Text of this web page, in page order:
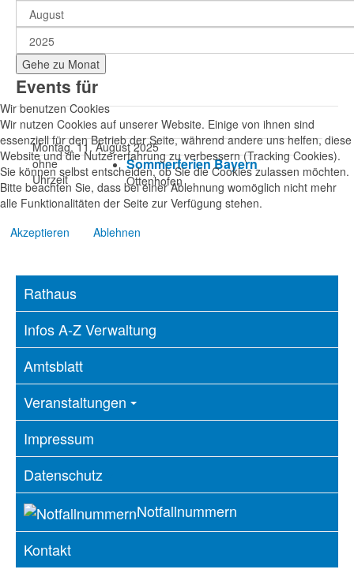
Gehe zu Monat
Events für
Montag, 11. August 2025
ohne
Uhrzeit
Sommerferien Bayern
Ottenhofen
Rathaus
Infos A-Z Verwaltung
Amtsblatt
Veranstaltungen
Impressum
Datenschutz
Notfallnummern
Kontakt
Wir benutzen Cookies
Wir nutzen Cookies auf unserer Website. Einige von ihnen sind
essenziell für den Betrieb der Seite, während andere uns helfen, diese
Website und die Nutzererfahrung zu verbessern (Tracking Cookies).
Sie können selbst entscheiden, ob Sie die Cookies zulassen möchten.
Bitte beachten Sie, dass bei einer Ablehnung womöglich nicht mehr
alle Funktionalitäten der Seite zur Verfügung stehen.
Akzeptieren
Ablehnen